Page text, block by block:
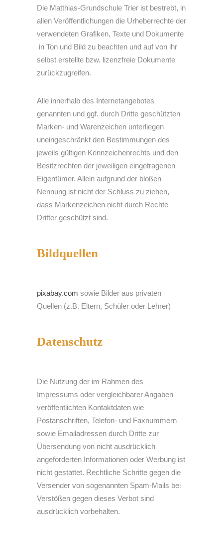
Die Matthias-Grundschule Trier ist bestrebt, in
allen Veröffentlichungen die Urheberrechte der
verwendeten Grafiken, Texte und Dokumente
in Ton und Bild zu beachten und auf von ihr
selbst erstellte bzw. lizenzfreie Dokumente
zurückzugreifen.
Alle innerhalb des Internetangebotes
genannten und ggf. durch Dritte geschützten
Marken- und Warenzeichen unterliegen
uneingeschränkt den Bestimmungen des
jeweils gültigen Kennzeichenrechts und den
Besitzrechten der jeweiligen eingetragenen
Eigentümer. Allein aufgrund der bloßen
Nennung ist nicht der Schluss zu ziehen,
dass Markenzeichen nicht durch Rechte
Dritter geschützt sind.
Bildquellen
pixabay.com sowie Bilder aus privaten
Quellen (z.B. Eltern, Schüler oder Lehrer)
Datenschutz
Die Nutzung der im Rahmen des
Impressums oder vergleichbarer Angaben
veröffentlichten Kontaktdaten wie
Postanschriften, Telefon- und Faxnummern
sowie Emailadressen durch Dritte zur
Übersendung von nicht ausdrücklich
angeforderten Informationen oder Werbung ist
nicht gestattet. Rechtliche Schritte gegen die
Versender von sogenannten Spam-Mails bei
Verstößen gegen dieses Verbot sind
ausdrücklich vorbehalten.